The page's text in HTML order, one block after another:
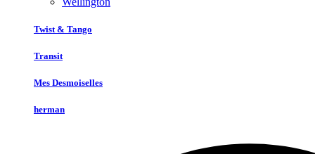
Twist & Tango
Transit
Mes Desmoiselles
herman